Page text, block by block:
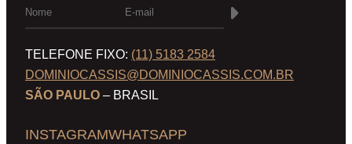
TELEFONE FIXO: (11) 5183 2584
DOMINIOCASSIS@DOMINIOCASSIS.COM.BR
SÃO PAULO – BRASIL
INSTAGRAMWHATSAPP